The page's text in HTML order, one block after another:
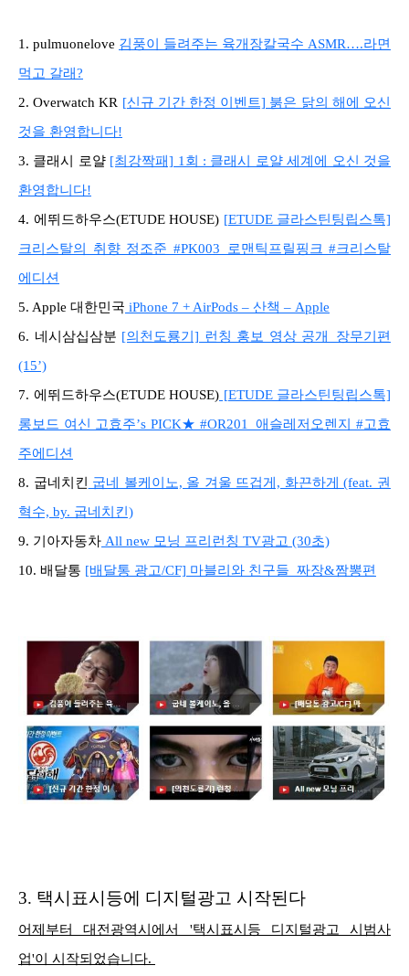
1. pulmuonelove 김풍이 들려주는 육개장칼국수 ASMR….라면
먹고 갈래?
2. Overwatch KR [신규 기간 한정 이벤트] 붉은 닭의 해에 오신
것을 환영합니다!
3. 클래시 로얄 [최강짝패] 1회 : 클래시 로얄 세계에 오신 것을
환영합니다!
4. 에뛰드하우스(ETUDE HOUSE) [ETUDE 글라스틴팅립스톡]
크리스탈의 취향 정조준 #PK003_로맨틱프릴핑크 #크리스탈
에디션
5. Apple 대한민국 iPhone 7 + AirPods – 산책 – Apple
6. 네시삼십삼분 [의천도룡기] 런칭 홍보 영상 공개_장무기편
(15’)
7. 에뛰드하우스(ETUDE HOUSE) [ETUDE 글라스틴팅립스톡]
롱보드 여신 고효주’s PICK★ #OR201_애슬레저오렌지 #고효
주에디션
8. 굽네치킨 굽네 볼케이노, 올 겨울 뜨겁게, 화끈하게 (feat. 권
혁수, by. 굽네치킨)
9. 기아자동차 All new 모닝 프리런칭 TV광고 (30초)
10. 배달통 [배달통 광고/CF] 마블리와 친구들_짜장&짬뽕편
3. 택시표시등에 디지털광고 시작된다
어제부터 대전광역시에서 '택시표시등 디지털광고 시범사
업'이 시작되었습니다.